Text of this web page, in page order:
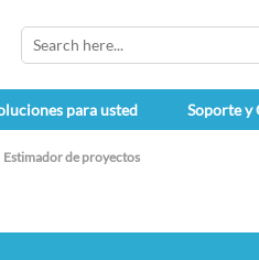
para usted Soporte y
Estimador de proyectos